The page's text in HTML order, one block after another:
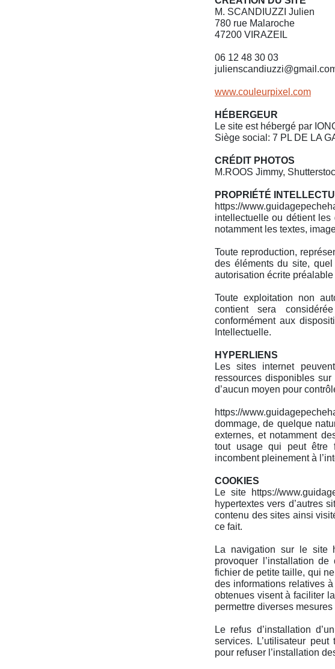
M. SCANDIUZZI Julien
780 rue Malaroche
47200 VIRAZEIL
06 12 48 30 03
www.couleurpixel.com
HÉBERGEUR
Le site est hébergé par
Siège social: 7 PL DE LA
CRÉDIT PHOTOS
M.ROOS Jimmy,
PROPRIÉTÉ
https://
intellectuelle ou détient les
notamment les textes,
Toute reproduction,
des éléments du site,
autorisation écrite
Toute exploitation non
contient sera
conformément aux
Intellectuelle.
HYPERLIENS
Les sites internet
ressources disponibles sur
d’aucun moyen pour
https://
dommage, de quelque
externes, et notamment
tout usage qui peut être
incombent pleinement à
COOKIES
Le site https://
hypertextes vers d’autres
contenu des sites ainsi
ce fait.
La navigation sur le site
provoquer l’installation
fichier de petite taille, qui
des informations relatives
obtenues visent à faciliter
permettre diverses
Le refus d’installation
services. L’utilisateur
pour refuser l’installation